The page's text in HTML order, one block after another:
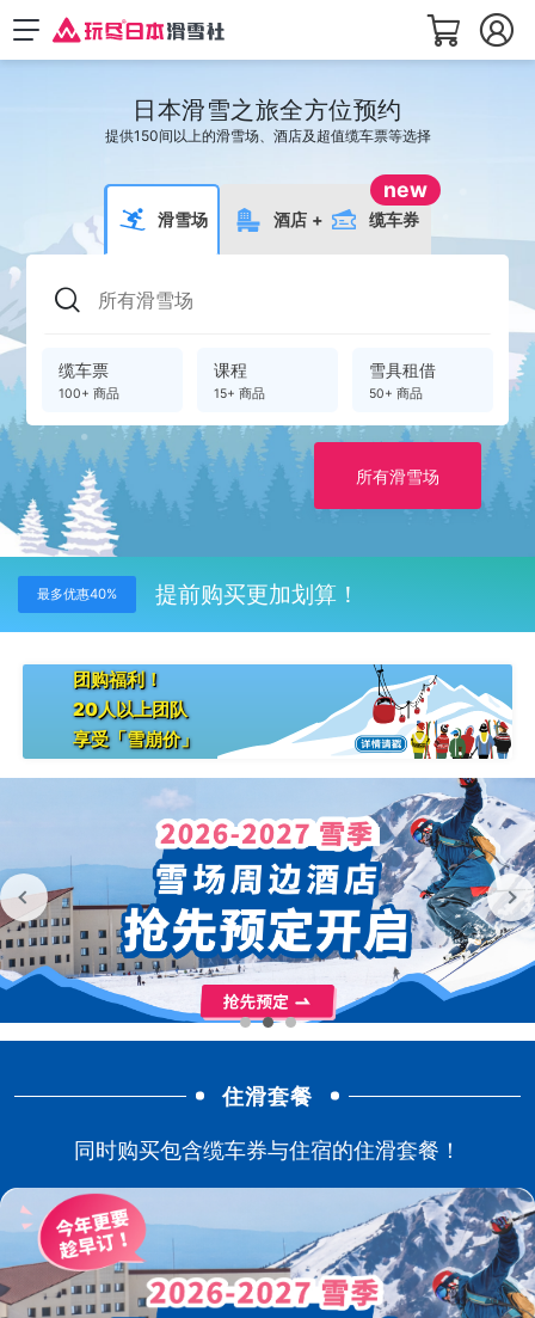
日本滑雪之旅全方位预约
提供150间以上的滑雪场、酒店及超值缆车票等选择
滑雪场
new
酒店 + 缆车券
缆车票
100+ 商品
课程
15+ 商品
雪具租借
50+ 商品
所有滑雪场
最多优惠40% 提前购买更加划算！
团购福利！
20人以上团队
享受「雪崩价」
住滑套餐
同时购买包含缆车券与住宿的住滑套餐！